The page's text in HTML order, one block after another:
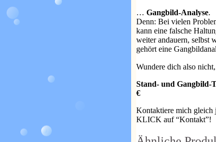
… Gangbild-Analyse.
Denn: Bei vielen
kann eine falsche
weiter andauern, selbst
gehört eine
Wundere dich also
Stand- und Gangbild-
€
Kontaktiere mich gleich
KLICK auf “Kontakt”!